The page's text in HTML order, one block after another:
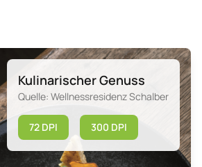
Kulinarischer Genuss
Quelle: Wellnessresidenz Schalber
72 DPI 300 DPI